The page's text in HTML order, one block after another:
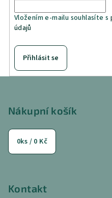
Vložením e-mailu souhlasíte s
údajů
Přihlásit se
Nákupní košík
0ks / 0 Kč
Kontakt